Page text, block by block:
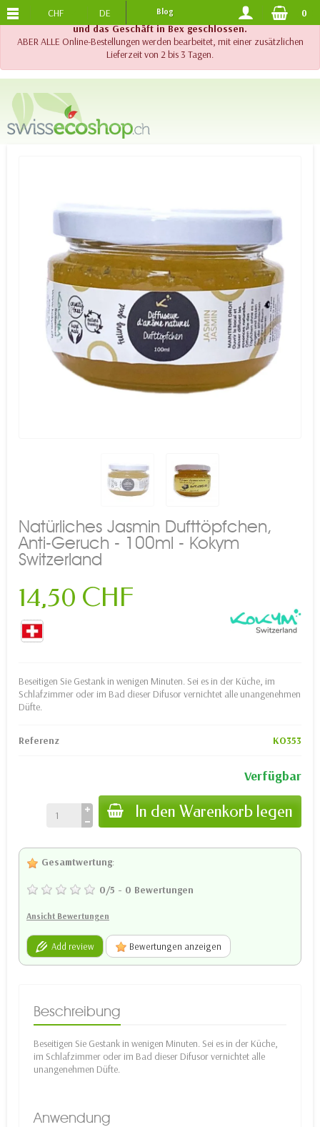
!! Wichtig !! Bis am 20. August 2026 sind der Telefonsupport
und das Geschäft in Bex geschlossen.
ABER ALLE Online-Bestellungen werden bearbeitet, mit einer zusätzlichen
Lieferzeit von 2 bis 3 Tagen.
KOSTENLOSER VERSAND AB 120.-
CHF DE Blog 0
Natürliches Jasmin Dufttöpfchen,
Anti-Geruch - 100ml - Kokym
Switzerland
14,50 CHF
Beseitigen Sie Gestank in wenigen Minuten. Sei es in der Küche, im
Schlafzimmer oder im Bad dieser Difusor vernichtet alle unangenehmen
Düfte.
Referenz KO353
Verfügbar
In den Warenkorb legen
Gesamtwertung:
0/5 - 0 Bewertungen
Ansicht Bewertungen
Add review Bewertungen anzeigen
Beschreibung
Beseitigen Sie Gestank in wenigen Minuten. Sei es in der Küche,
im Schlafzimmer oder im Bad dieser Difusor vernichtet alle
unangenehmen Düfte.
Anwendung